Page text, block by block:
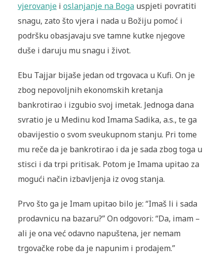
vjerovanjei oslanjanje na Bogauspjeti povratiti
snagu, zato što vjera i nada u Božiju pomoć i
podršku obasjavaju sve tamne kutke njegove
duše i daruju mu snagu i život.
Ebu Tajjar bijaše jedan od trgovaca u Kufi. On je
zbog nepovoljnih ekonomskih kretanja
bankrotirao i izgubio svoj imetak. Jednoga dana
svratio je u Medinu kod Imama Sadika, a.s., te ga
obavijestio o svom sveukupnom stanju. Pri tome
mu reče da je bankrotirao i da je sada zbog toga u
stisci i da trpi pritisak. Potom je Imama upitao za
mogući način izbavljenja iz ovog stanja.
Prvo što ga je Imam upitao bilo je: “Imaš li i sada
prodavnicu na bazaru?” On odgovori: “Da, imam –
ali je ona već odavno napuštena, jer nemam
trgovačke robe da je napunim i prodajem.”